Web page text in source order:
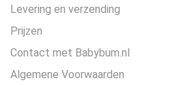
Levering en verzending
Prijzen
Contact met Babybum.nl
Algemene Voorwaarden